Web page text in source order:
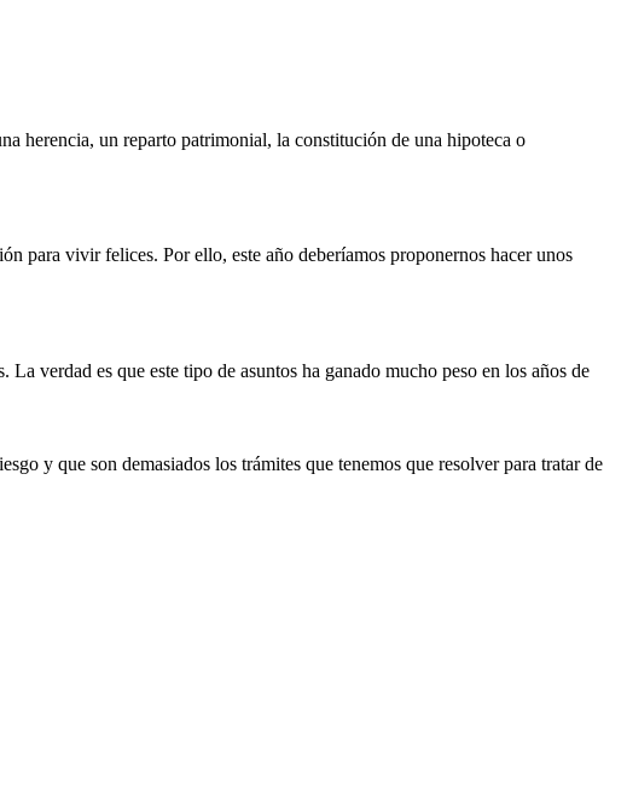
herencia, un reparto patrimonial, la constitución de una hipoteca o
para vivir felices. Por ello, este año deberíamos proponernos hacer unos
verdad es que este tipo de asuntos ha ganado mucho peso en los años de
y que son demasiados los trámites que tenemos que resolver para tratar de